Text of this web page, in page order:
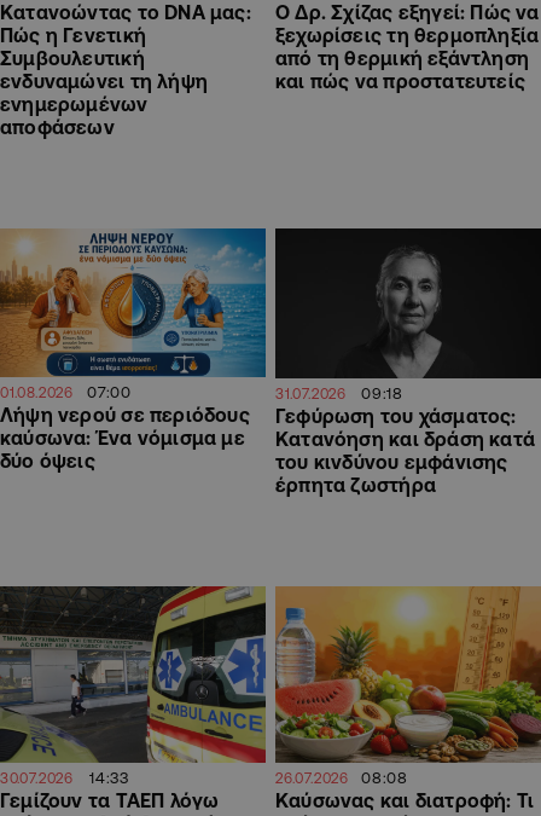
Κατανοώντας το DNA μας:
Πώς η Γενετική
Συμβουλευτική
ενδυναμώνει τη λήψη
ενημερωμένων
αποφάσεων
Ο Δρ. Σχίζας εξηγεί: Πώς να
ξεχωρίσεις τη θερμοπληξία
από τη θερμική εξάντληση
και πώς να προστατευτείς
01.08.2026 07:00
Λήψη νερού σε περιόδους
καύσωνα: Ένα νόμισμα με
δύο όψεις
31.07.2026 09:18
Γεφύρωση του χάσματος:
Κατανόηση και δράση κατά
του κινδύνου εμφάνισης
έρπητα ζωστήρα
30.07.2026 14:33
Γεμίζουν τα ΤΑΕΠ λόγω
26.07.2026 08:08
Καύσωνας και διατροφή: Τι